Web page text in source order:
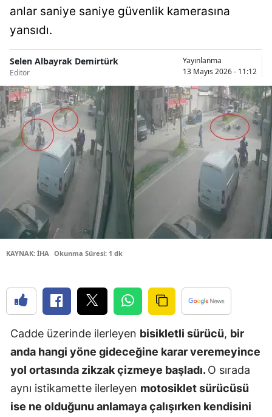
Balıkesir
Bitlis
Bolu
Burdur
Bursa
Çanakkale
Çankırı
Diyarbakır
Edirne
Elazığ
Erzincan
Erzurum
Eskişehir
anlar saniye saniye güvenlik kamerasına
yansıdı.
Selen Albayrak Demirtürk
Editör
Yayınlanma
13 Mayıs 2026 - 11:12
KAYNAK: İHA Okunma Süresi: 1 dk
Cadde üzerinde ilerleyen bisikletli sürücü, bir
anda hangi yöne gideceğine karar veremeyince
yol ortasında zikzak çizmeye başladı.O sırada
aynı istikamette ilerleyen motosiklet sürücüsü
ise ne olduğunu anlamaya çalışırken kendisini